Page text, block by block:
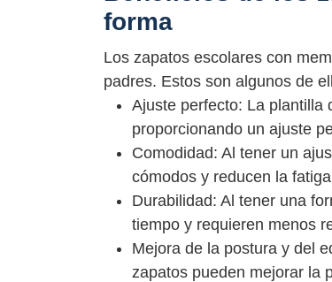
forma
Los zapatos escolares con
padres. Estos son algunos de
Ajuste perfecto: La plantilla
proporcionando un ajuste
Comodidad: Al tener un
cómodos y reducen la
Durabilidad: Al tener una
tiempo y requieren menos
Mejora de la postura y del
zapatos pueden mejorar la